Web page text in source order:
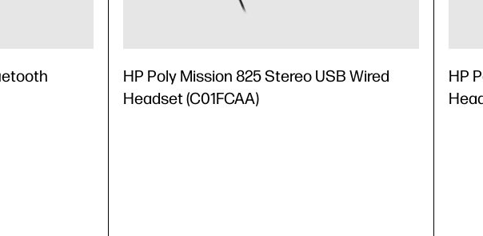
HP Poly Mission 825 Stereo USB Wired
Headset (C01FCAA)
HP